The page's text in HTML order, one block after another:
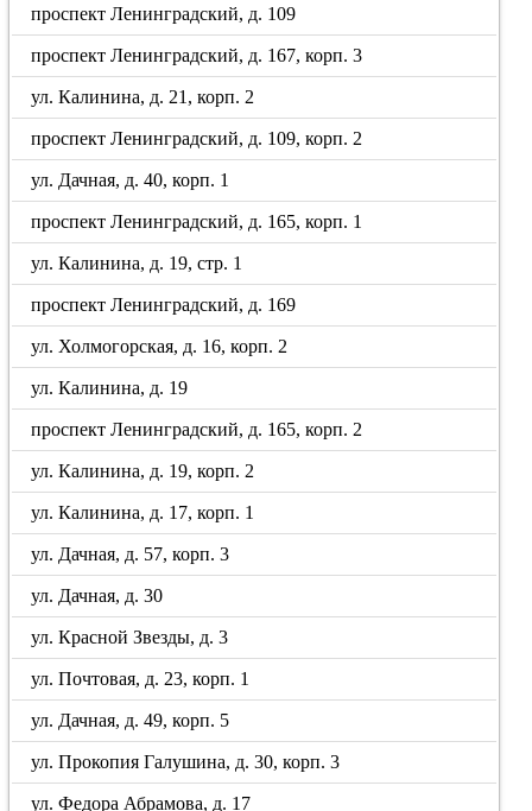
проспект Ленинградский, д. 109
проспект Ленинградский, д. 167, корп. 3
ул. Калинина, д. 21, корп. 2
проспект Ленинградский, д. 109, корп. 2
ул. Дачная, д. 40, корп. 1
проспект Ленинградский, д. 165, корп. 1
ул. Калинина, д. 19, стр. 1
проспект Ленинградский, д. 169
ул. Холмогорская, д. 16, корп. 2
ул. Калинина, д. 19
проспект Ленинградский, д. 165, корп. 2
ул. Калинина, д. 19, корп. 2
ул. Калинина, д. 17, корп. 1
ул. Дачная, д. 57, корп. 3
ул. Дачная, д. 30
ул. Красной Звезды, д. 3
ул. Почтовая, д. 23, корп. 1
ул. Дачная, д. 49, корп. 5
ул. Прокопия Галушина, д. 30, корп. 3
ул. Федора Абрамова, д. 17